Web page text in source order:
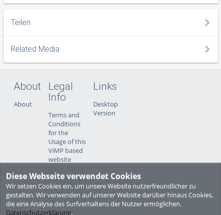
Diese Webseite verwendet Cookies
Wir setzen Cookies ein, um unsere Website nutzerfreundlicher zu
gestalten. Wir verwenden auf unserer Website darüber hinaus Cookies,
die eine Analyse des Surfverhaltens der Nutzer ermöglichen.
Datenschutzerklärung.
Teilen
Related Media
About
About
Legal
Info
Terms and
Conditions
for the
Usage of this
ViMP based
website
sub-pages)
Privacy
Statement
for this ViMP
Links
Desktop
Version